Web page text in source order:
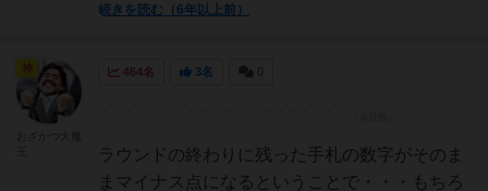
続きを読む（6年以上前）
464名 3名
ラウンドの終わりに残った手札の数字がそのま
まマイナス点になるということで・・・もちろ
神